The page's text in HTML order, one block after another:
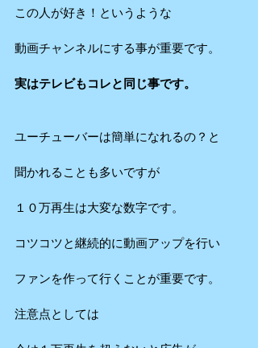
この人が好き！というような
動画チャンネルにする事が重要です。
実はテレビもコレと同じ事です。
ユーチューバーは簡単になれるの？と
聞かれることも多いですが
１０万再生は大変な数字です。
コツコツと継続的に動画アップを行い
ファンを作って行くことが重要です。
注意点としては